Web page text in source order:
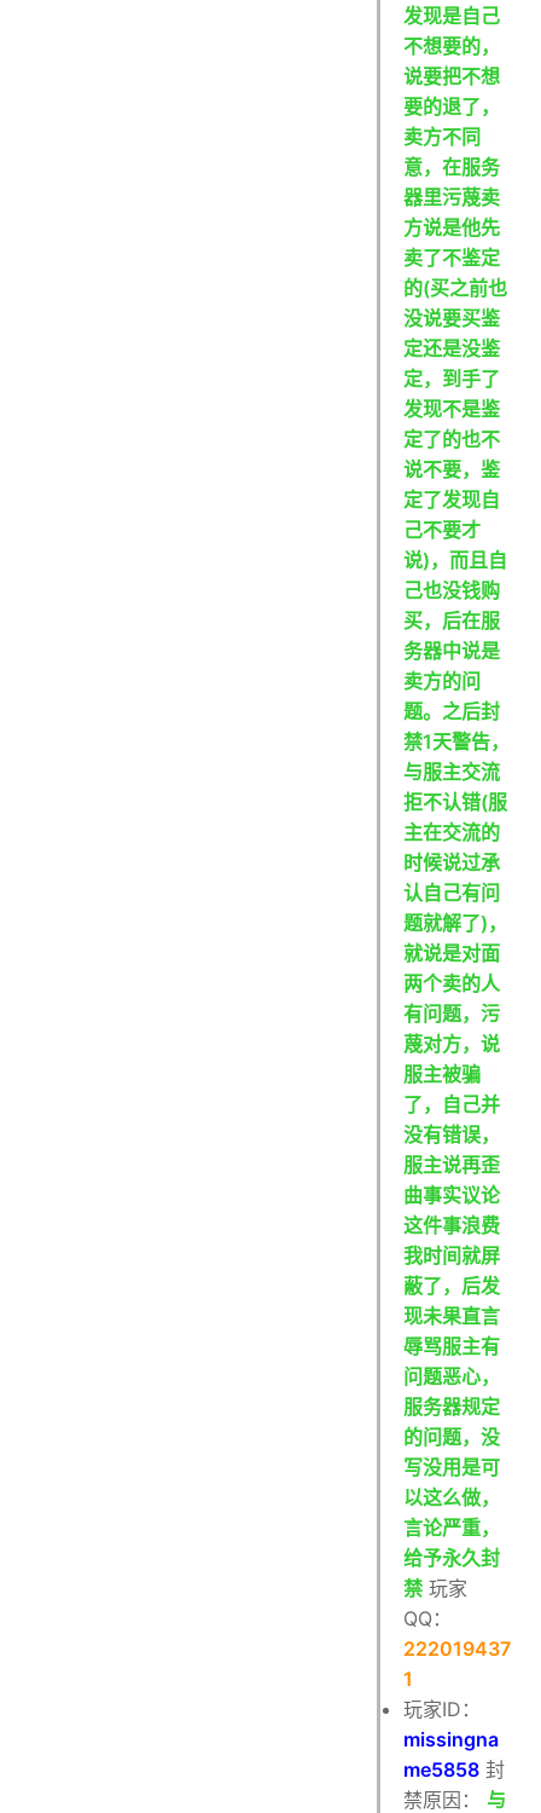
发现是自己
不想要的，
说要把不想
要的退了，
卖方不同
意，在服务
器里污蔑卖
方说是他先
卖了不鉴定
的(买之前也
没说要买鉴
定还是没鉴
定，到手了
发现不是鉴
定了的也不
说不要，鉴
定了发现自
己不要才
说)，而且自
己也没钱购
买，后在服
务器中说是
卖方的问
题。之后封
禁1天警告，
与服主交流
拒不认错(服
主在交流的
时候说过承
认自己有问
题就解了)，
就说是对面
两个卖的人
有问题，污
蔑对方，说
服主被骗
了，自己并
没有错误，
服主说再歪
曲事实议论
这件事浪费
我时间就屏
蔽了，后发
现未果直言
辱骂服主有
问题恶心，
服务器规定
的问题，没
写没用是可
以这么做，
言论严重，
给予永久封
禁 玩家
QQ：
222019437
1
玩家ID：
missingna
me5858 封
禁原因： 与